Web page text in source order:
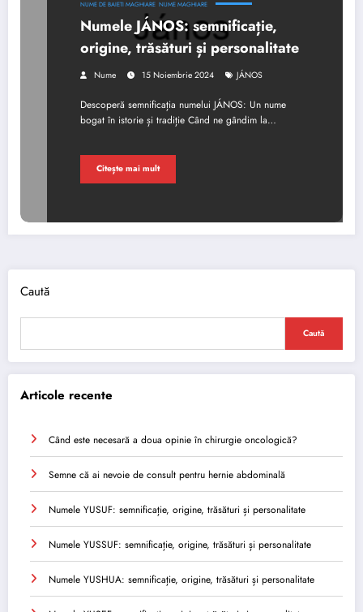
NUME DE BAIETI MAGHIARE NUME MAGHIARE
Numele JÁNOS: semnificație,
origine, trăsături și personalitate
Nume 15 Noiembrie 2024 JÁNOS
Descoperă semnificația numelui JÁNOS: Un nume
bogat în istorie și tradiție Când ne gândim la…
Citește mai mult
Caută
Caută
Articole recente
Când este necesară a doua opinie în chirurgie oncologică?
Semne că ai nevoie de consult pentru hernie abdominală
Numele YUSUF: semnificație, origine, trăsături și personalitate
Numele YUSSUF: semnificație, origine, trăsături și personalitate
Numele YUSHUA: semnificație, origine, trăsături și personalitate